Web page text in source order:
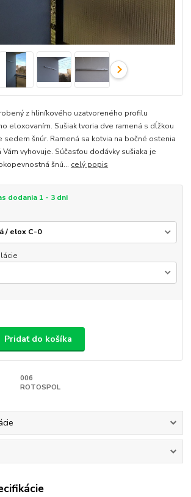
z hliníkového uzatvoreného profilu
eloxovaním. Sušiak tvoria dve ramená s dĺžkou
sedem šnúr. Ramená sa kotvia na bočné ostenia
vyhovuje. Súčasťou dodávky sušiaka je
šnú... celý popis
dodania 1 - 3 dni
Pridať do košíka
006
ROTOSPOL